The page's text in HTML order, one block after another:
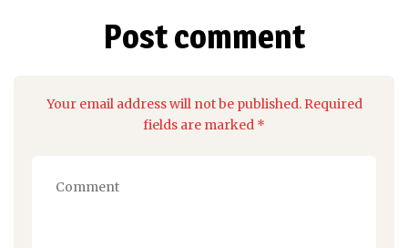
Post comment
Your email address will not be published. Required
fields are marked *